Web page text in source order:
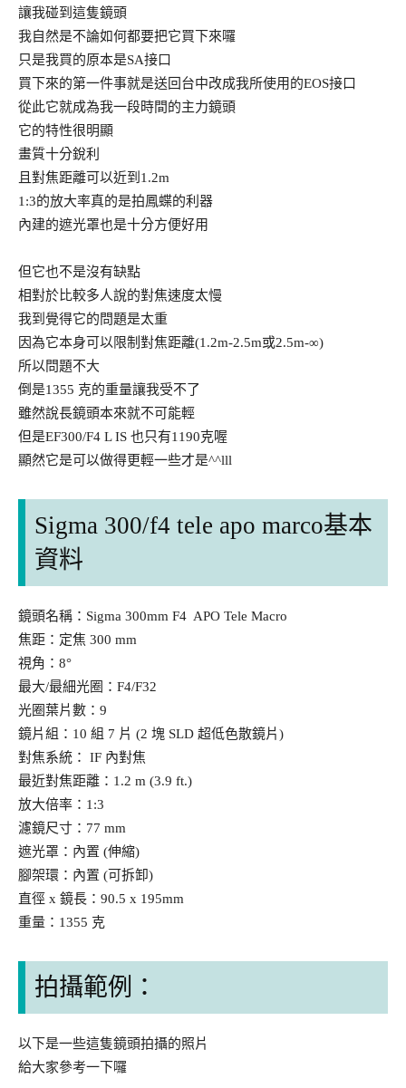
讓我碰到這隻鏡頭
我自然是不論如何都要把它買下來囉
只是我買的原本是SA接口
買下來的第一件事就是送回台中改成我所使用的EOS接口
從此它就成為我一段時間的主力鏡頭
它的特性很明顯
畫質十分銳利
且對焦距離可以近到1.2m
1:3的放大率真的是拍鳳蝶的利器
內建的遮光罩也是十分方便好用
但它也不是沒有缺點
相對於比較多人說的對焦速度太慢
我到覺得它的問題是太重
因為它本身可以限制對焦距離(1.2m-2.5m或2.5m-∞)
所以問題不大
倒是1355 克的重量讓我受不了
雖然說長鏡頭本來就不可能輕
但是EF300/F4 L IS 也只有1190克喔
顯然它是可以做得更輕一些才是^^lll
Sigma 300/f4 tele apo marco基本
資料
鏡頭名稱：Sigma 300mm F4 APO Tele Macro
焦距：定焦 300 mm
視角：8°
最大/最細光圈：F4/F32
光圈葉片數：9
鏡片組：10 組 7 片 (2 塊 SLD 超低色散鏡片)
對焦系統： IF 內對焦
最近對焦距離：1.2 m (3.9 ft.)
放大倍率：1:3
濾鏡尺寸：77 mm
遮光罩：內置 (伸縮)
腳架環：內置 (可拆卸)
直徑 x 鏡長：90.5 x 195mm
重量：1355 克
拍攝範例：
以下是一些這隻鏡頭拍攝的照片
給大家參考一下囉